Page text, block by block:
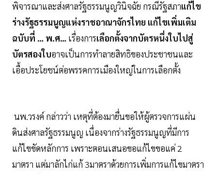
พิจารณาและส่งศาลรัฐธรรมนูญวินิจฉัย กรณีรัฐสภาแก้ไข
ร่างรัฐธรรมนูญแห่งราชอาณาจักรไทย แก้ไขเพิ่มเติม
ฉบับที่ … พ.ศ… เรื่องการเลือกตั้งจากบัตรหนึ่งใบไปสู่
บัตรสองใบอาจเป็นการทำลายสิทธิของประชาชนและ
เอื้อประโยชน์ต่อพรรคการเมืองใหญ่ในการเลือกตั้ง
นพ.วรงค์ กล่าวว่า เหตุที่ต้องมายื่นขอให้ผู้ตรวจการแผ่น
ดินส่งศาลรัฐธรรมนูญ เนื่องจากร่างรัฐธรรมนูญที่มีการ
แก้ไขขัดหลักการ เพราะตอนเสนอขอแก้ไขขอแค่ 2
มาตรา แต่มาลักไก่แก้ 3มาตราด้วยการเพิ่มการแก้ไขมาตรา